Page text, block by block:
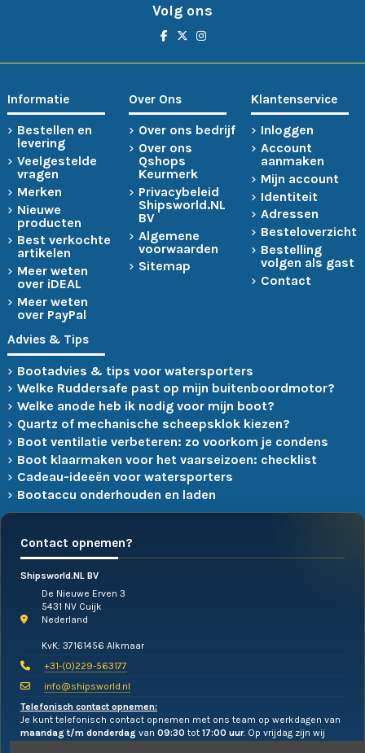
Volg ons
Informatie
Bestellen en
levering
Veelgestelde
vragen
Merken
Nieuwe
producten
Best verkochte
artikelen
Meer weten
over iDEAL
Meer weten
over PayPal
Over Ons
Over ons bedrijf
Over ons
Qshops
Keurmerk
Privacybeleid
Shipsworld.NL
BV
Algemene
voorwaarden
Sitemap
Klantenservice
Inloggen
Account
aanmaken
Mijn account
Identiteit
Adressen
Besteloverzicht
Bestelling
volgen als gast
Contact
Advies & Tips
Bootadvies & tips voor watersporters
Welke Ruddersafe past op mijn buitenboordmotor?
Welke anode heb ik nodig voor mijn boot?
Quartz of mechanische scheepsklok kiezen?
Boot ventilatie verbeteren: zo voorkom je condens
Boot klaarmaken voor het vaarseizoen: checklist
Cadeau-ideeën voor watersporters
Bootaccu onderhouden en laden
Contact opnemen?
Shipsworld.NL BV
De Nieuwe Erven 3
5431 NV Cuijk
Nederland
KvK: 37161456 Alkmaar
+31-(0)229-563177
info@shipsworld.nl
Telefonisch contact opnemen:
Je kunt telefonisch contact opnemen met ons team op werkdagen van
maandag t/m donderdag van 09:30 tot 17:00 uur. Op vrijdag zijn wij